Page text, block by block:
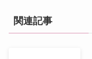
関連記事